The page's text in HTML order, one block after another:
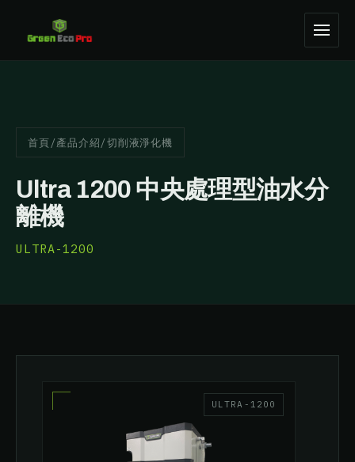
首頁/產品介紹/切削液淨化機
Ultra 1200 中央處理型油水分
離機
ULTRA-1200
ULTRA-1200